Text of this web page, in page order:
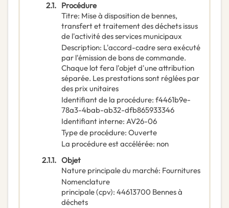
2.1. Procédure
Titre: Mise à disposition de bennes,
transfert et traitement des déchets issus
de l'activité des services municipaux
Description: L'accord-cadre sera exécuté
par l'émission de bons de commande.
Chaque lot fera l'objet d'une attribution
séparée. Les prestations sont réglées par
des prix unitaires
Identifiant de la procédure: f4461b9e-
78a3-4bab-ab32-dfb865933346
Identifiant interne: AV26-06
Type de procédure: Ouverte
La procédure est accélérée: non
2.1.1. Objet
Nature principale du marché: Fournitures
Nomenclature
principale(cpv): 44613700 Bennes à
déchets